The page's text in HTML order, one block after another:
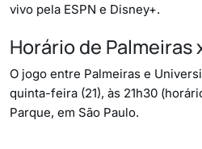
vivo pela ESPN e Disney+.
Horário de
O jogo entre Palmeiras e
quinta-feira (21), às 21h30
Parque, em São Paulo.